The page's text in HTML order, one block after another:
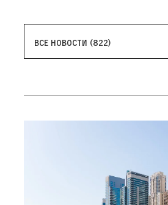
Все новости (822)